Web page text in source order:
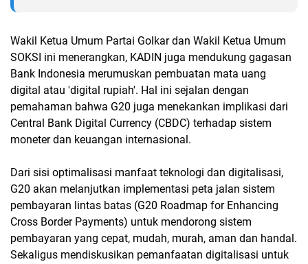
Wakil Ketua Umum Partai Golkar dan Wakil Ketua Umum
SOKSI ini menerangkan, KADIN juga mendukung gagasan
Bank Indonesia merumuskan pembuatan mata uang
digital atau 'digital rupiah'. Hal ini sejalan dengan
pemahaman bahwa G20 juga menekankan implikasi dari
Central Bank Digital Currency (CBDC) terhadap sistem
moneter dan keuangan internasional.
Dari sisi optimalisasi manfaat teknologi dan digitalisasi,
G20 akan melanjutkan implementasi peta jalan sistem
pembayaran lintas batas (G20 Roadmap for Enhancing
Cross Border Payments) untuk mendorong sistem
pembayaran yang cepat, mudah, murah, aman dan handal.
Sekaligus mendiskusikan pemanfaatan digitalisasi untuk